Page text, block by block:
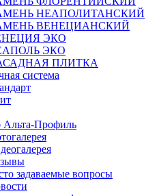
НЕАПОЛИТАНСКИЙ
ВЕНЕЦИАНСКИЙ
ЭКО
ЭКО
ПЛИТКА
система
Профиль
задаваемые вопросы